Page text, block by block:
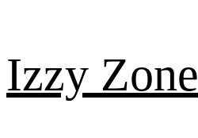
content
Izzy Zone